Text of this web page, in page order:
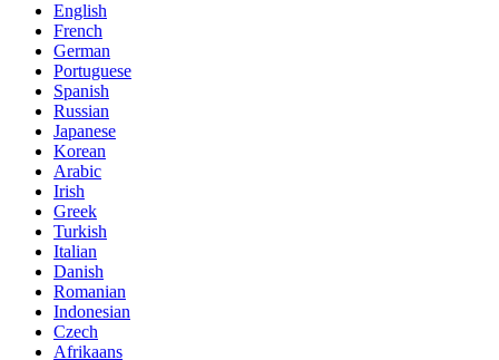
English
French
German
Portuguese
Spanish
Russian
Japanese
Korean
Arabic
Irish
Greek
Turkish
Italian
Danish
Romanian
Indonesian
Czech
Afrikaans